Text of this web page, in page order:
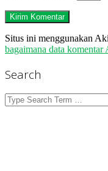
Situs ini menggunakan
bagaimana data komentar
Search
Search